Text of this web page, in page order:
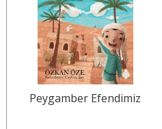
Peygamber Efendimiz